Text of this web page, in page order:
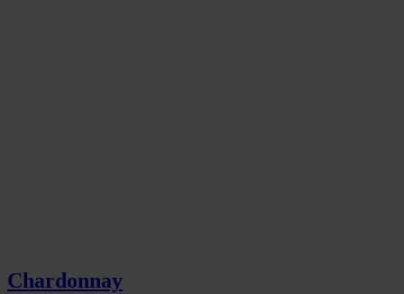
Chardonnay